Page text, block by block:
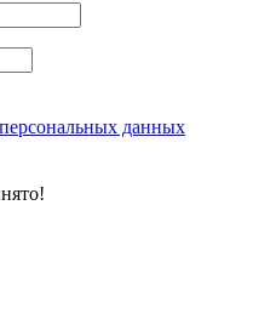
персональных данных